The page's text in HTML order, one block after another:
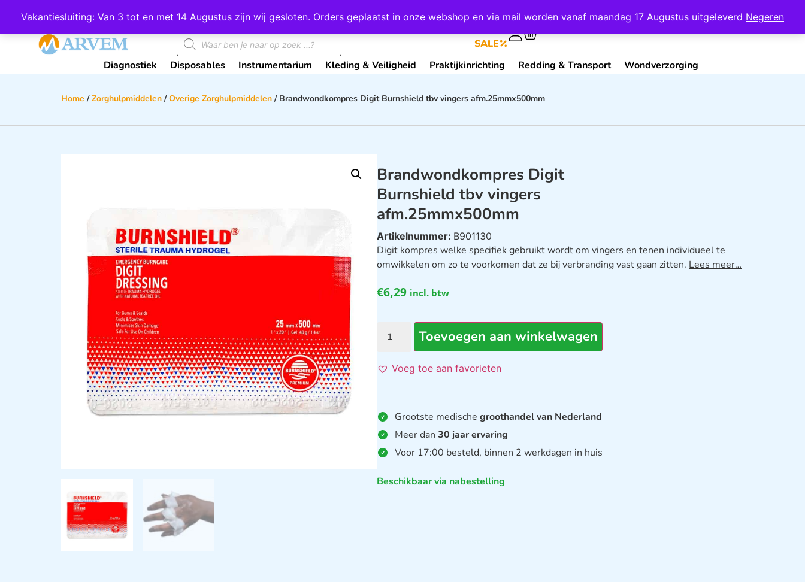
Vakantiesluiting: Van 3 tot en met 14 Augustus zijn wij gesloten. Orders geplaatst in onze webshop en via mail worden vanaf maandag 17 Augustus uitgeleverd Negeren
Wij scoren een 4,8 op Google Mijn Account Contact
SALE
Diagnostiek Disposables Instrumentarium Kleding & Veiligheid Praktijkinrichting Redding & Transport Wondverzorging
Home /Zorghulpmiddelen /Overige Zorghulpmiddelen / Brandwondkompres Digit Burnshield tbv vingers afm.25mmx500mm
Brandwondkompres Digit
Burnshield tbv vingers
afm.25mmx500mm
Artikelnummer: B901130
Digit kompres welke specifiek gebruikt wordt om vingers en tenen individueel te
omwikkelen om zo te voorkomen dat ze bij verbranding vast gaan zitten. Lees meer…
€6,29 incl. btw
Toevoegen aan winkelwagen
Voeg toe aan favorieten
Grootste medischegroothandel van Nederland
Meer dan30 jaar ervaring
Voor 17:00 besteld, binnen 2 werkdagen in huis
Beschikbaar via nabestelling